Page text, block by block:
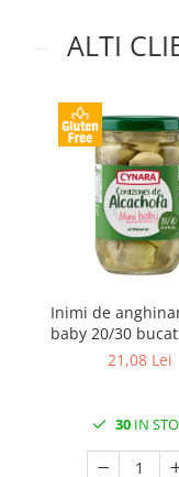
ALTI
Inimi de
baby 20/30
Cynara
21,08 Lei
30IN